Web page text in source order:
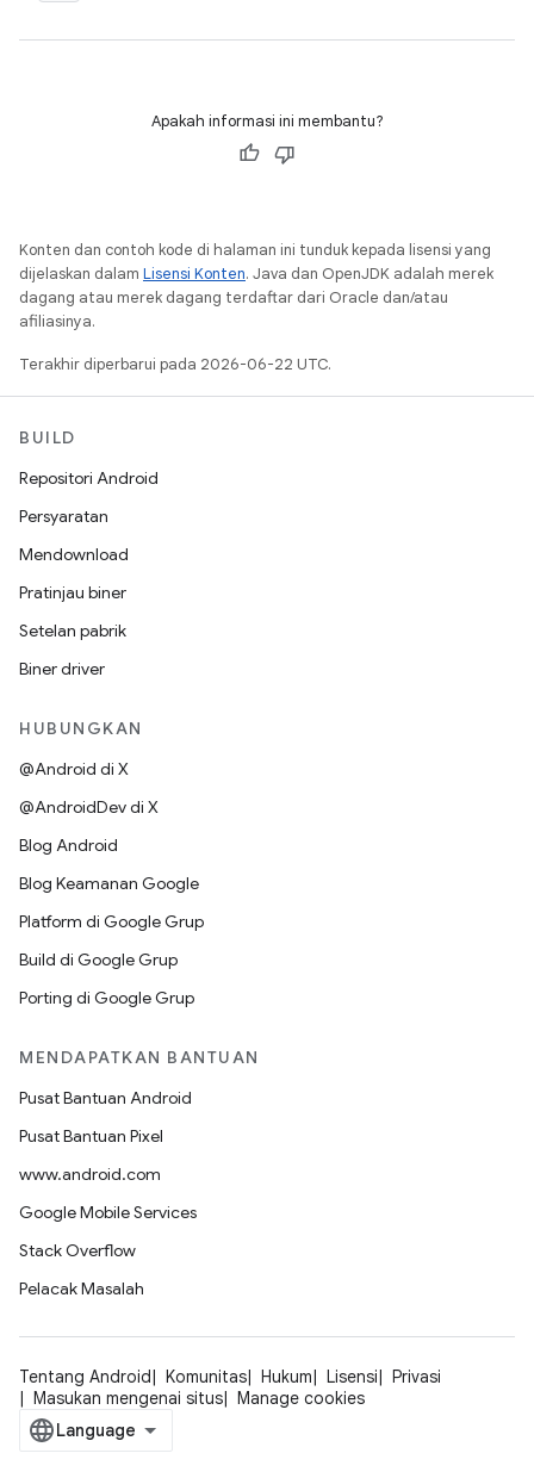
Apakah informasi ini membantu?
Konten dan contoh kode di halaman ini tunduk kepada lisensi yang
dijelaskan dalam Lisensi Konten. Java dan OpenJDK adalah merek
dagang atau merek dagang terdaftar dari Oracle dan/atau
afiliasinya.
Terakhir diperbarui pada 2026-06-22 UTC.
BUILD
Repositori Android
Persyaratan
Mendownload
Pratinjau biner
Setelan pabrik
Biner driver
HUBUNGKAN
@Android di X
@AndroidDev di X
Blog Android
Blog Keamanan Google
Platform di Google Grup
Build di Google Grup
Porting di Google Grup
MENDAPATKAN BANTUAN
Pusat Bantuan Android
Pusat Bantuan Pixel
www.android.com
Google Mobile Services
Stack Overflow
Pelacak Masalah
Tentang Android Komunitas Hukum Lisensi
Privasi
Masukan mengenai situs
Manage cookies